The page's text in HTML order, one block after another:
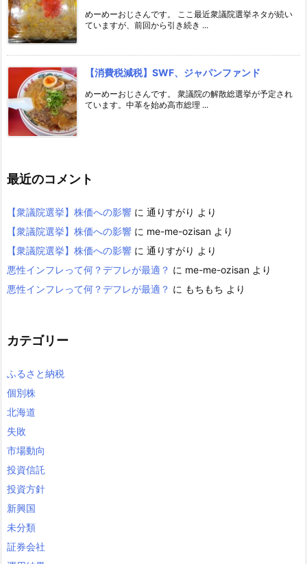
めーめーおじさんです。 ここ最近衆議院選挙ネタが続い
ていますが、前回から引き続き ...
【消費税減税】SWF、ジャパンファンド
めーめーおじさんです。 衆議院の解散総選挙が予定され
ています。中革を始め高市総理 ...
最近のコメント
【衆議院選挙】株価への影響 に 通りすがり より
【衆議院選挙】株価への影響 に me-me-ozisan より
【衆議院選挙】株価への影響 に 通りすがり より
悪性インフレって何？デフレが最適？ に me-me-ozisan より
悪性インフレって何？デフレが最適？ に もちもち より
カテゴリー
ふるさと納税
個別株
北海道
失敗
市場動向
投資信託
投資方針
新興国
未分類
証券会社